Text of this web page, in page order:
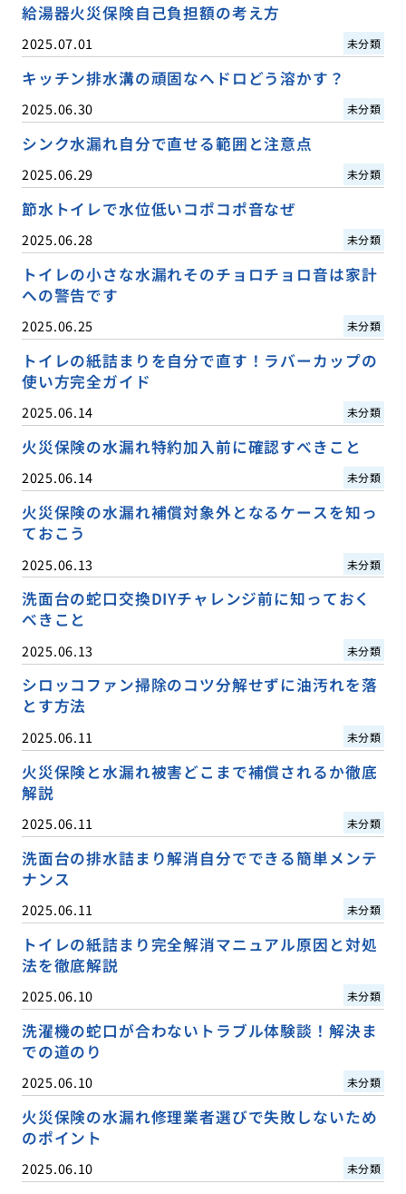
給湯器火災保険自己負担額の考え方
2025.07.01 未分類
キッチン排水溝の頑固なヘドロどう溶かす？
2025.06.30 未分類
シンク水漏れ自分で直せる範囲と注意点
2025.06.29 未分類
節水トイレで水位低いコポコポ音なぜ
2025.06.28 未分類
トイレの小さな水漏れそのチョロチョロ音は家計
への警告です
2025.06.25 未分類
トイレの紙詰まりを自分で直す！ラバーカップの
使い方完全ガイド
2025.06.14 未分類
火災保険の水漏れ特約加入前に確認すべきこと
2025.06.14 未分類
火災保険の水漏れ補償対象外となるケースを知っ
ておこう
2025.06.13 未分類
洗面台の蛇口交換DIYチャレンジ前に知っておく
べきこと
2025.06.13 未分類
シロッコファン掃除のコツ分解せずに油汚れを落
とす方法
2025.06.11 未分類
火災保険と水漏れ被害どこまで補償されるか徹底
解説
2025.06.11 未分類
洗面台の排水詰まり解消自分でできる簡単メンテ
ナンス
2025.06.11 未分類
トイレの紙詰まり完全解消マニュアル原因と対処
法を徹底解説
2025.06.10 未分類
洗濯機の蛇口が合わないトラブル体験談！解決ま
での道のり
2025.06.10 未分類
火災保険の水漏れ修理業者選びで失敗しないため
のポイント
2025.06.10 未分類